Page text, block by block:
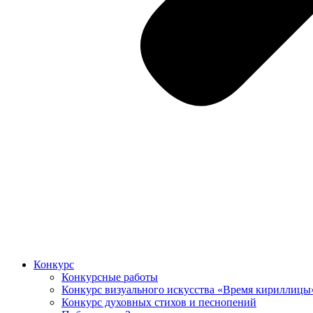
Конкурс
Конкурсные работы
Конкурс визуального искусства «Время
Конкурс духовных стихов и песнопений